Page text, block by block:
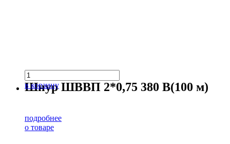
в корзину
Шнур ШВВП 2*0,75 380 В(100 м)
подробнее
о товаре